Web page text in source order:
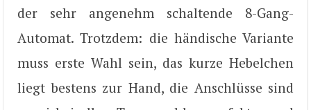
der sehr angenehm schaltende 8-Gang-
Automat. Trotzdem: die händische Variante
muss erste Wahl sein, das kurze Hebelchen
liegt bestens zur Hand, die Anschlüsse sind